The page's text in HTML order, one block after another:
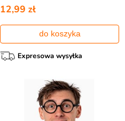
12,99 zł
do koszyka
Expresowa wysyłka